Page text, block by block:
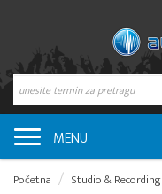
MENU
Početna Studio & Recording